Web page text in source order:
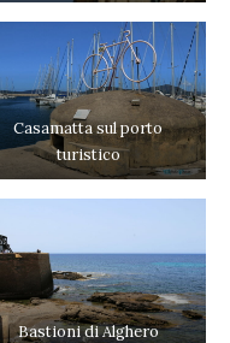
Casamatta sul porto
turistico
Bastioni di Alghero